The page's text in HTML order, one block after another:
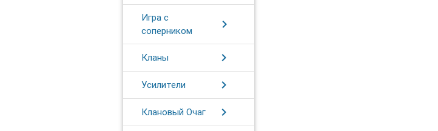
Игра с
соперником
chevron_right
Кланы chevron_right
Усилители chevron_right
Клановый Очаг chevron_right